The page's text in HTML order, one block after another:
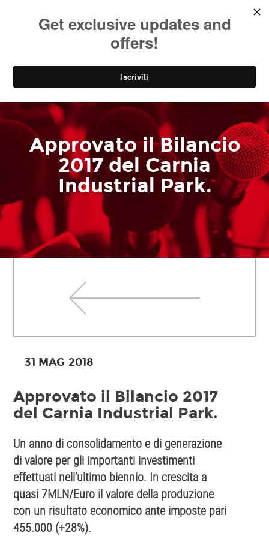
EN
Approvato il Bilancio
2017 del Carnia
Industrial Park.
31 MAG 2018
Approvato il Bilancio 2017
del Carnia Industrial Park.
Un anno di consolidamento e di generazione
di valore per gli importanti investimenti
effettuati nell’ultimo biennio. In crescita a
quasi 7MLN/Euro il valore della produzione
con un risultato economico ante imposte pari
455.000 (+28%).